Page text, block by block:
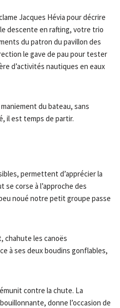
Jacques Hévia pour décrire
descente en rafting, votre trio
du patron du pavillon des
le gave de pau pour tester
d’activités nautiques en eaux
du bateau, sans
il est temps de partir.
permettent d’apprécier la
se corse à l’approche des
noué notre petit groupe passe
chahute les canoës
à ses deux boudins gonflables,
contre la chute. La
donne l’occasion de